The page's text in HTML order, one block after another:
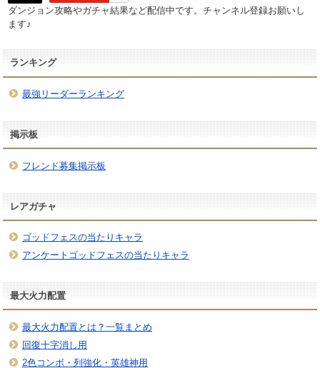
ダンジョン攻略やガチャ結果など配信中です。チャンネル登録お願いし
ます♪
ランキング
最強リーダーランキング
掲示板
フレンド募集掲示板
レアガチャ
ゴッドフェスの当たりキャラ
アンケートゴッドフェスの当たりキャラ
最大火力配置
最大火力配置とは？一覧まとめ
回復十字消し用
2色コンボ・列強化・英雄神用